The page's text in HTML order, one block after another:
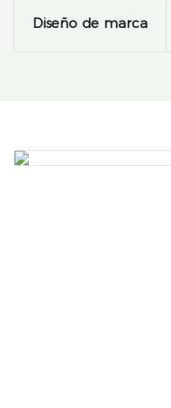
Diseño de marca